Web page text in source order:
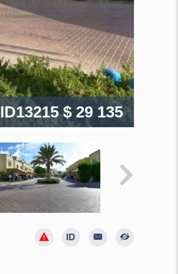
ID13215$ 29 135